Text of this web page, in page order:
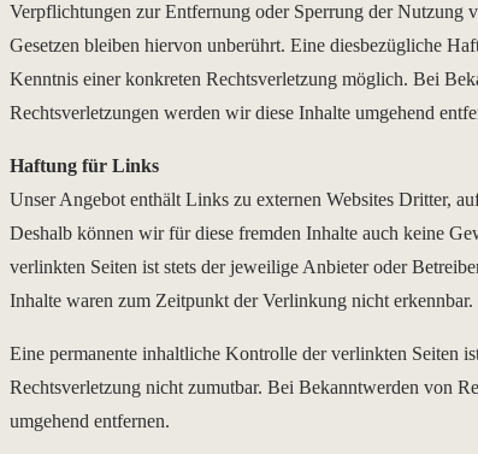
Verpflichtungen zur Entfernung oder Sperrung der Nutzung
Gesetzen bleiben hiervon unberührt. Eine diesbezügliche
Kenntnis einer konkreten Rechtsverletzung möglich. Bei
Rechtsverletzungen werden wir diese Inhalte umgehend
Haftung für Links
Unser Angebot enthält Links zu externen Websites Dritter,
Deshalb können wir für diese fremden Inhalte auch keine
verlinkten Seiten ist stets der jeweilige Anbieter oder
Inhalte waren zum Zeitpunkt der Verlinkung nicht erkennbar.
Eine permanente inhaltliche Kontrolle der verlinkten Seiten
Rechtsverletzung nicht zumutbar. Bei Bekanntwerden von
umgehend entfernen.